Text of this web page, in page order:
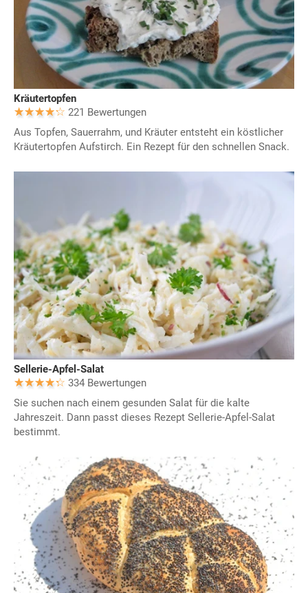
Kräutertopfen
221 Bewertungen
Aus Topfen, Sauerrahm, und Kräuter entsteht ein köstlicher
Kräutertopfen Aufstirch. Ein Rezept für den schnellen Snack.
Sellerie-Apfel-Salat
334 Bewertungen
Sie suchen nach einem gesunden Salat für die kalte
Jahreszeit. Dann passt dieses Rezept Sellerie-Apfel-Salat
bestimmt.